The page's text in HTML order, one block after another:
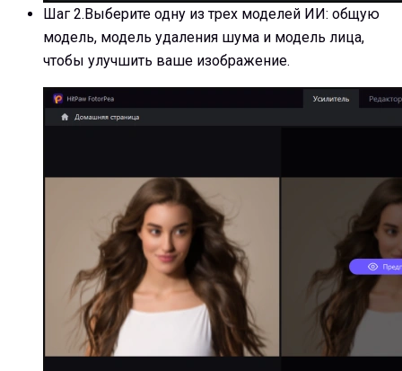
Шаг 2.Выберите одну из трех моделей ИИ: общую
модель, модель удаления шума и модель лица,
чтобы улучшить ваше изображение.